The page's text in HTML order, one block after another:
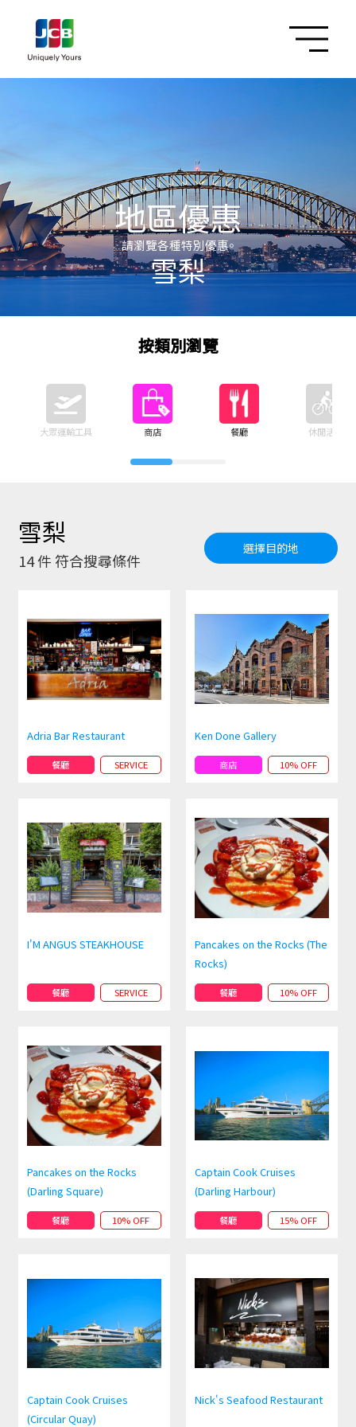
地區優惠
請瀏覽各種特別優惠。
雪梨
按類別瀏覽
大眾運輸工具 商店 餐廳 休閒活動
雪梨
14件 符合搜尋條件
選擇目的地
Adria Bar Restaurant
餐廳 SERVICE
Ken Done Gallery
商店 10% OFF
I'M ANGUS STEAKHOUSE
餐廳 SERVICE
Pancakes on the Rocks (The
Rocks)
餐廳 10% OFF
Pancakes on the Rocks
(Darling Square)
餐廳 10% OFF
Captain Cook Cruises
(Darling Harbour)
餐廳 15% OFF
Captain Cook Cruises
(Circular Quay)
Nick's Seafood Restaurant